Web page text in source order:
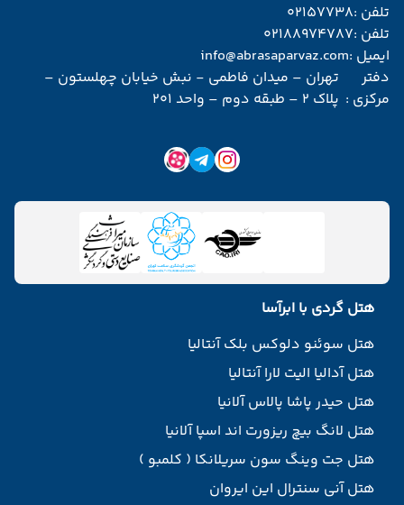
تلفن :02157738
تلفن :02188974787
ایمیل :info@abrasaparvaz.com
دفتر
مرکزی :
تهران – میدان فاطمی - نبش خیابان چهلستون –
پلاک 2 – طبقه دوم – واحد 201
هتل گردی با ابرآسا
هتل سوئنو دلوکس بلک آنتالیا
هتل آدالیا الیت لارا آنتالیا
هتل حیدر پاشا پالاس آلانیا
هتل لانگ بیچ ریزورت اند اسپا آلانیا
هتل جت وینگ سون سریلانکا ( کلمبو )
هتل آنی سنترال این ایروان